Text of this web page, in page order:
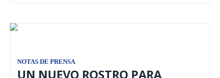
NOTAS DE PRENSA
UN NUEVO ROSTRO PARA